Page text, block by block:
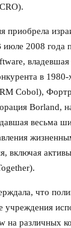
приобрела
2008 года
в 1980-
Cobol),
Borland,
весьма
включая
что
учреждения
на различных